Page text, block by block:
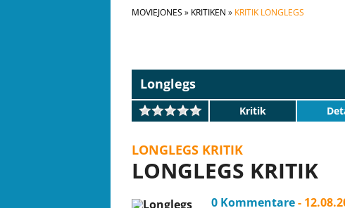
MOVIEJONES KRITIKEN KRITIK LONGLEGS
Longlegs
Kritik
LONGLEGS KRITIK
LONGLEGS KRITIK
0 Kommentare-